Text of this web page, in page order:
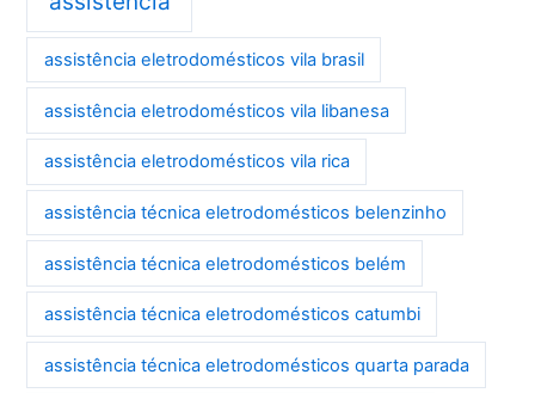
assistência eletrodomésticos vila brasil
assistência eletrodomésticos vila libanesa
assistência eletrodomésticos vila rica
assistência técnica eletrodomésticos belenzinho
assistência técnica eletrodomésticos belém
assistência técnica eletrodomésticos catumbi
assistência técnica eletrodomésticos quarta parada